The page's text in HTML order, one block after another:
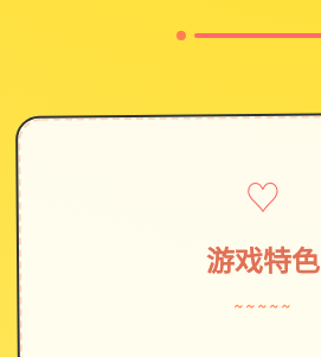
♡
游戏特色
~~~~~